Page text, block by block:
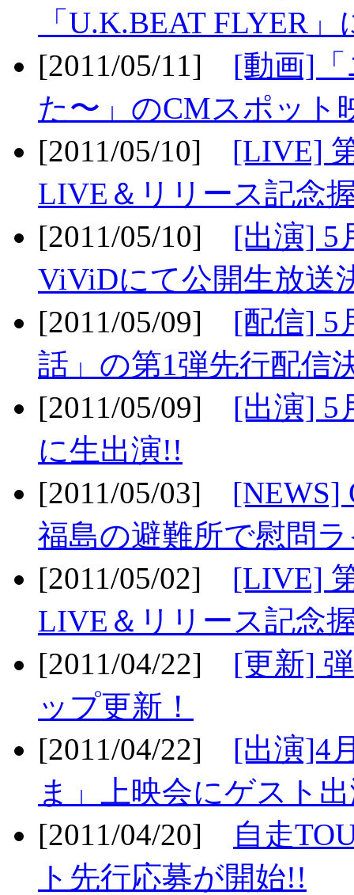
「U.K.BEAT FLYER
[2011/05/11] [動画]
た〜」のCMスポット
[2011/05/10] [LIVE]
LIVE＆リリース記念
[2011/05/10] [出演] 5
ViViDにて公開生放送
[2011/05/09] [配信] 5
話」の第1弾先行配信
[2011/05/09] [出演] 5
に生出演!!
[2011/05/03] [NEWS]
福島の避難所で慰問
[2011/05/02] [LIVE]
LIVE＆リリース記念
[2011/04/22] [更新]
ップ更新！
[2011/04/22] [出演]4
ま」上映会にゲスト
[2011/04/20]
自走
ト先行応募が開始!!